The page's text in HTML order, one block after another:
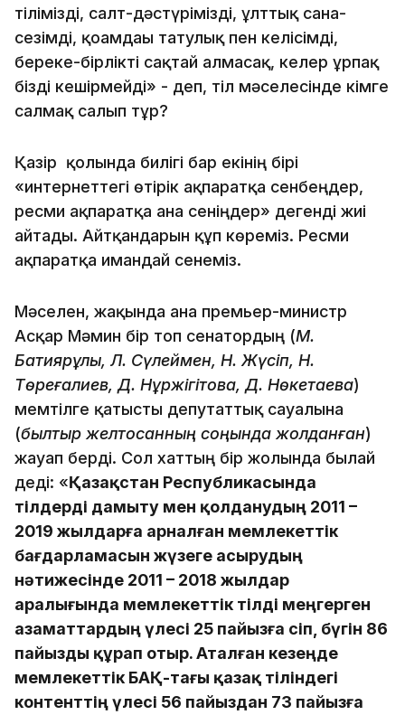
тілімізді, салт-дәстүрімізді, ұлттық сана-
сезімді, қоғамдағы татулық пен келісімді,
береке-бірлікті сақтай алмасақ, келер ұрпақ
бізді кешірмейді» - деп, тіл мәселесінде кімге
салмақ салып тұр?
Қазір қолында билігі бар екінің бірі
«интернеттегі өтірік ақпаратқа сенбеңдер,
ресми ақпаратқа ғана сеніңдер» дегенді жиі
айтады. Айтқандарын құп көреміз. Ресми
ақпаратқа имандай сенеміз.
Мәселен, жақында ғана премьер-министр
Асқар Мәмин бір топ сенатордың (М.
Бақтиярұлы, Л. Сүлеймен, Н. Жүсіп, Н.
Төреғалиев, Д. Нұржігітова, Д. Нөкетаева)
мемтілге қатысты депутаттық сауалына
(былтыр желтоқсанның соңында жолданған)
жауап берді. Сол хаттың бір жолында былай
деді: «Қазақстан Республикасында
тілдерді дамыту мен қолданудың 2011 –
2019 жылдарға арналған мемлекеттік
бағдарламасын жүзеге асырудың
нәтижесінде 2011 – 2018 жылдар
аралығында мемлекеттік тілді меңгерген
азаматтардың үлесі 25 пайызға өсіп, бүгін 86
пайызды құрап отыр. Аталған кезеңде
мемлекеттік БАҚ-тағы қазақ тіліндегі
контенттің үлесі 56 пайыздан 73 пайызға